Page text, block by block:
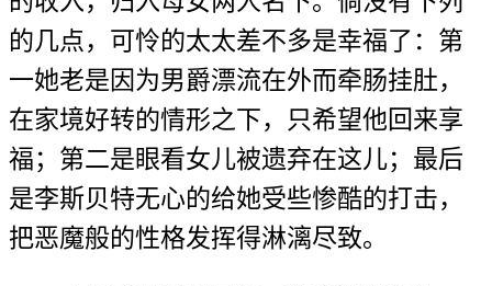
的几点，可怜的太太差不多是幸福了：第
一她老是因为男爵漂流在外而牵肠挂肚，
在家境好转的情形之下，只希望他回来享
福；第二是眼看女儿被遗弃在这儿；最后
是李斯贝特无心的给她受些惨酷的打击，
把恶魔般的性格发挥得淋漓尽致。